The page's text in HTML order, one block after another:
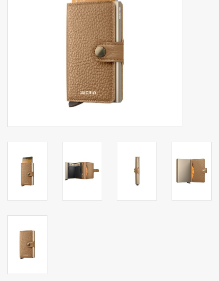
Secrid portemonnee